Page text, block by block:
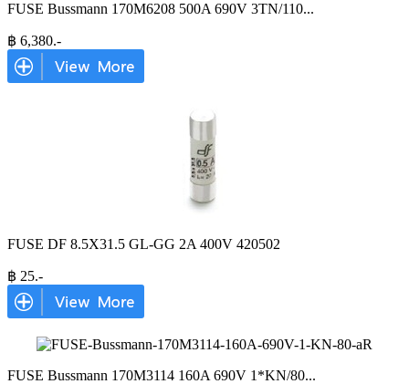
FUSE Bussmann 170M6208 500A 690V 3TN/110...
฿ 6,380.-
FUSE DF 8.5X31.5 GL-GG 2A 400V 420502
฿ 25.-
FUSE Bussmann 170M3114 160A 690V 1*KN/80...